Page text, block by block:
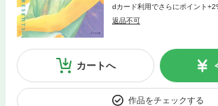
dカード利用でさらにポイント
返品不可
カートへ
作品をチェックする